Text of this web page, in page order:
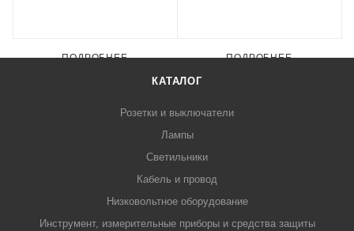
ПОДРОБНЕЕ ПОДРОБНЕЕ
КАТАЛОГ
Розетки и выключатели
Лампы
Светильники
Кабель и провод
Низковольтное оборудование
Инструмент, измерительные приборы и средства защиты